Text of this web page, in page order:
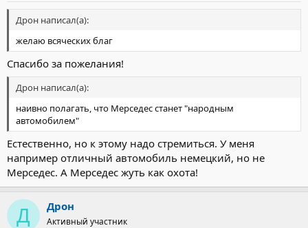
Дрон написал(а):
желаю всяческих благ
Спасибо за пожелания!
Дрон написал(а):
наивно полагать, что Мерседес станет "народным
автомобилем"
Естественно, но к этому надо стремиться. У меня
например отличный автомобиль немецкий, но не
Мерседес. А Мерседес жуть как охота!
Д Дрон
Активный участник